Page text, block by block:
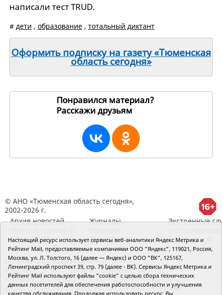
написали тест TRUD.
# дети , образование, тотальный диктант
Оформить подписку на газету «Тюменская
область сегодня»
Понравился материал?
Расскажи друзьям
© АНО «Тюменская область сегодня»,
2002-2026 г.
Архив новостей
районов ТО
Журналы
RSS поток
Экстренные
Сведения об
организации
Главный редактор Рябков А.В.
Редакция: 625002, Тюмень, Осипенко, 81,
телефон (3452)49-00-18, e-mail: tumentoday@obl72.ru
Адрес для писем: 625000, Россия, Тюмень, Почтамт,
Настоящий ресурс использует сервисы веб-аналитики Яндекс Метрика и
Рейтинг Mail, предоставляемые компаниями ООО "Яндекс", 119021, Россия,
Москва, ул. Л. Толстого, 16 (далее — Яндекс) и ООО "ВК", 125167,
Ленинградский проспект 39, стр. 79 (далее - ВК). Сервисы Яндекс Метрика и
Рейтинг Mail используют файлы "cookie" с целью сбора технических
данных посетителей для обеспечения работоспособности и улучшения
качества обслуживания. Продолжая использовать ресурс, Вы